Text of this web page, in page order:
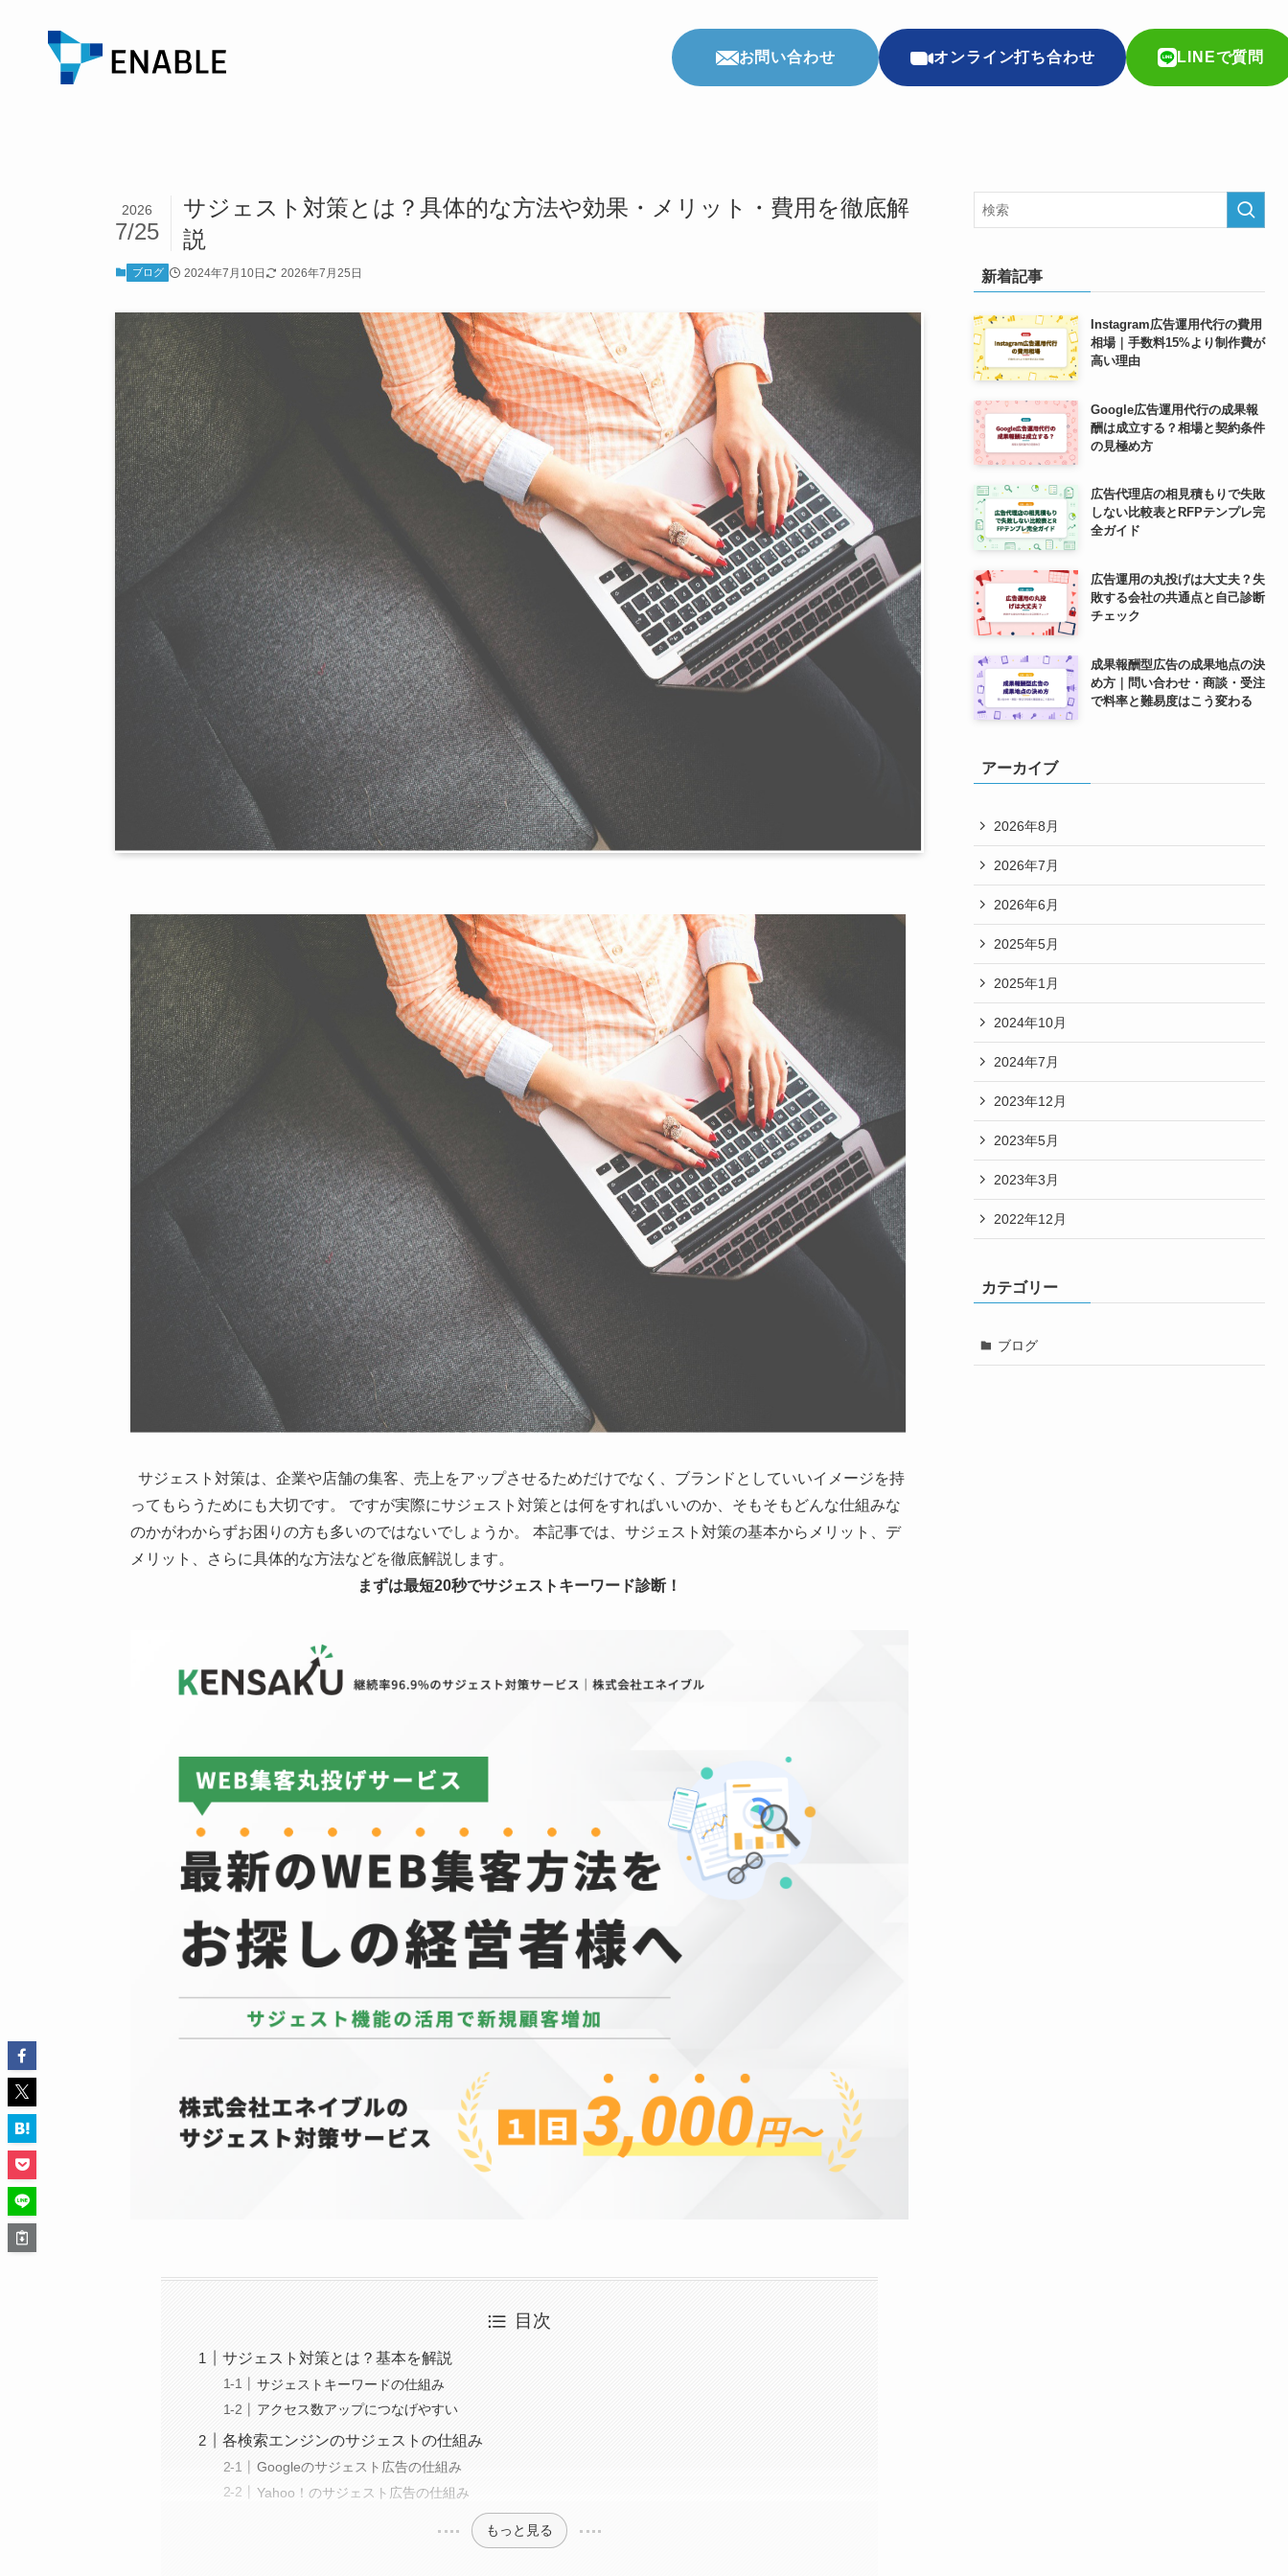
お問い合わせ オンライン打ち合わせ LINEで質問
サジェスト対策とは？具体的な方法や効果・メリット・費用を徹底解
説
2026
7/25
ブログ 2024年7月10日 2026年7月25日
サジェスト対策は、企業や店舗の集客、売上をアップさせるためだけでなく、ブランドとしていいイメージを持
ってもらうためにも大切です。 ですが実際にサジェスト対策とは何をすればいいのか、そもそもどんな仕組みな
のかがわからずお困りの方も多いのではないでしょうか。 本記事では、サジェスト対策の基本からメリット、デ
メリット、さらに具体的な方法などを徹底解説します。
まずは最短20秒でサジェストキーワード診断！
目次
サジェスト対策とは？基本を解説
サジェストキーワードの仕組み
アクセス数アップにつなげやすい
各検索エンジンのサジェストの仕組み
Googleのサジェスト広告の仕組み
Yahoo！のサジェスト広告の仕組み
もっと見る
新着記事
Instagram広告運用代行の費用
相場｜手数料15%より制作費が
高い理由
Google広告運用代行の成果報
酬は成立する？相場と契約条件
の見極め方
広告代理店の相見積もりで失敗
しない比較表とRFPテンプレ完
全ガイド
広告運用の丸投げは大丈夫？失
敗する会社の共通点と自己診断
チェック
成果報酬型広告の成果地点の決
め方｜問い合わせ・商談・受注
で料率と難易度はこう変わる
アーカイブ
2026年8月
2026年7月
2026年6月
2025年5月
2025年1月
2024年10月
2024年7月
2023年12月
2023年5月
2023年3月
2022年12月
カテゴリー
ブログ